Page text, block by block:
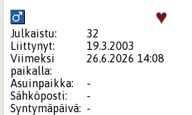
♥
Julkaistu:
32
Liittynyt:
19.3.2003
Viimeksi
paikalla:
26.6.2026 14:08
Asuinpaikka:
-
Sähköposti:
-
Syntymäpäivä: -